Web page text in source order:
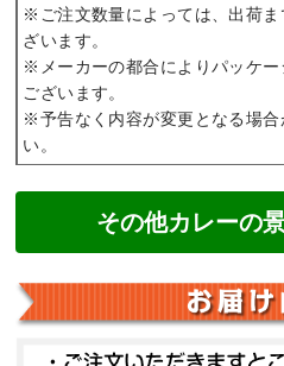
※ご注文数量によっては、出荷
ざいます。
※メーカーの都合によりパッケ
ございます。
※予告なく内容が変更となる場合
い。
その他カレーの